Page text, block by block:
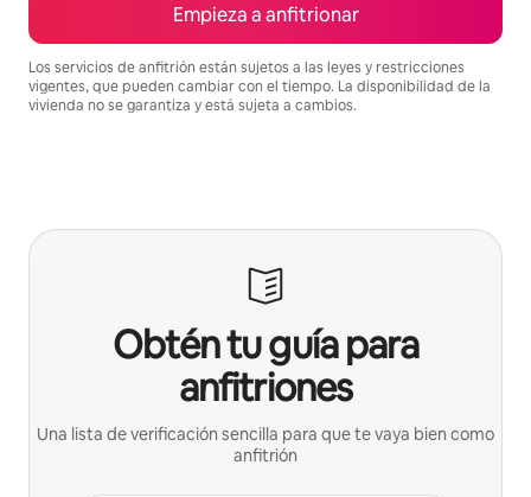
Empieza a anfitrionar
Los servicios de anfitrión están sujetos a las leyes y restricciones
vigentes, que pueden cambiar con el tiempo. La disponibilidad de la
vivienda no se garantiza y está sujeta a cambios.
Obtén tu guía para
anfitriones
Una lista de verificación sencilla para que te vaya bien como
anfitrión